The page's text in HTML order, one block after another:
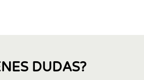
DUDAS?